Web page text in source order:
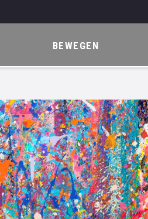
BEWEGEN